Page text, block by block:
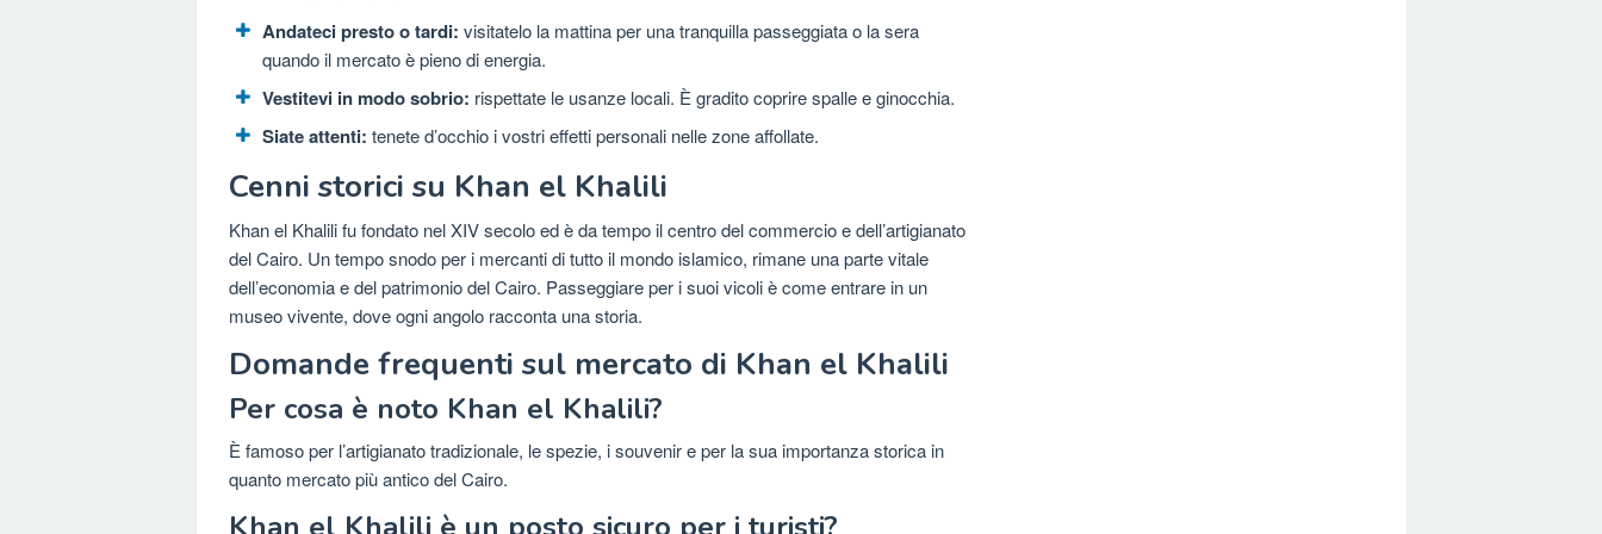
Andateci presto o tardi: visitatelo la mattina per una tranquilla passeggiata o la sera
quando il mercato è pieno di energia.
Vestitevi in ​​modo sobrio: rispettate le usanze locali. È gradito coprire spalle e ginocchia.
Siate attenti: tenete d’occhio i vostri effetti personali nelle zone affollate.
Cenni storici su Khan el Khalili
Khan el Khalili fu fondato nel XIV secolo ed è da tempo il centro del commercio e dell’artigianato
del Cairo. Un tempo snodo per i mercanti di tutto il mondo islamico, rimane una parte vitale
dell’economia e del patrimonio del Cairo. Passeggiare per i suoi vicoli è come entrare in un
museo vivente, dove ogni angolo racconta una storia.
Domande frequenti sul mercato di Khan el Khalili
Per cosa è noto Khan el Khalili?
È famoso per l’artigianato tradizionale, le spezie, i souvenir e per la sua importanza storica in
quanto mercato più antico del Cairo.
Khan el Khalili è un posto sicuro per i turisti?